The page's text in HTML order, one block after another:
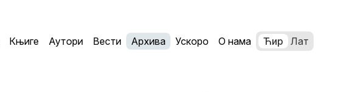
Књиге Аутори Вести Архива Ускоро О нама Ћир Лат